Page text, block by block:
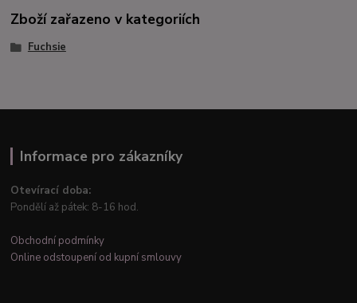
Zboží zařazeno v kategoriích
Fuchsie
Informace pro zákazníky
Otevírací doba:
Pondělí až pátek: 8-16 hod.
Obchodní podmínky
Online odstoupení od kupní smlouvy